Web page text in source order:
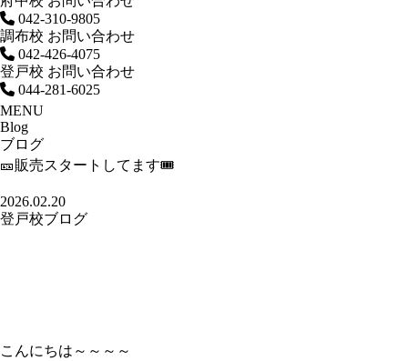
042-310-9805
調布校 お問い合わせ
042-426-4075
登戸校 お問い合わせ
044-281-6025
MENU
Blog
ブログ
🎫販売スタートしてます🎟️
2026.02.20
登戸校ブログ
こんにちは～～～～